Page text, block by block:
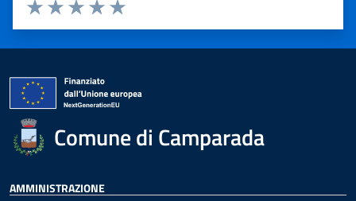
Valuta 5 stelle su 5
Valuta 4 stelle su 5
Valuta 3 stelle su 5
Valuta 2 stelle su 5
Valuta 1 stelle su 5
Comune di Camparada
AMMINISTRAZIONE